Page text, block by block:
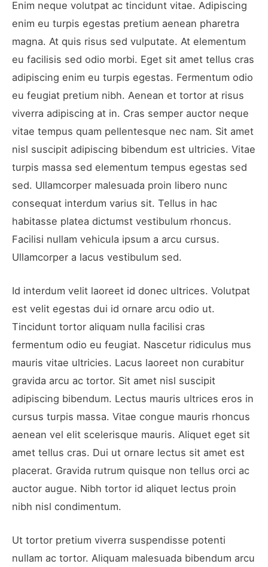
Enim neque volutpat ac tincidunt vitae. Adipiscing
enim eu turpis egestas pretium aenean pharetra
magna. At quis risus sed vulputate. At elementum
eu facilisis sed odio morbi. Eget sit amet tellus cras
adipiscing enim eu turpis egestas. Fermentum odio
eu feugiat pretium nibh. Aenean et tortor at risus
viverra adipiscing at in. Cras semper auctor neque
vitae tempus quam pellentesque nec nam. Sit amet
nisl suscipit adipiscing bibendum est ultricies. Vitae
turpis massa sed elementum tempus egestas sed
sed. Ullamcorper malesuada proin libero nunc
consequat interdum varius sit. Tellus in hac
habitasse platea dictumst vestibulum rhoncus.
Facilisi nullam vehicula ipsum a arcu cursus.
Ullamcorper a lacus vestibulum sed.
Id interdum velit laoreet id donec ultrices. Volutpat
est velit egestas dui id ornare arcu odio ut.
Tincidunt tortor aliquam nulla facilisi cras
fermentum odio eu feugiat. Nascetur ridiculus mus
mauris vitae ultricies. Lacus laoreet non curabitur
gravida arcu ac tortor. Sit amet nisl suscipit
adipiscing bibendum. Lectus mauris ultrices eros in
cursus turpis massa. Vitae congue mauris rhoncus
aenean vel elit scelerisque mauris. Aliquet eget sit
amet tellus cras. Dui ut ornare lectus sit amet est
placerat. Gravida rutrum quisque non tellus orci ac
auctor augue. Nibh tortor id aliquet lectus proin
nibh nisl condimentum.
Ut tortor pretium viverra suspendisse potenti
nullam ac tortor. Aliquam malesuada bibendum arcu